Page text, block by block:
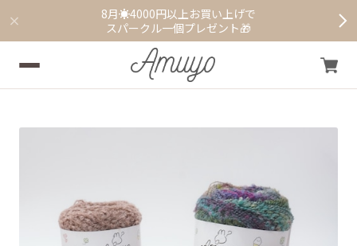
8月☀️4000円以上お買い上げで
スパークル一個プレゼント🎁